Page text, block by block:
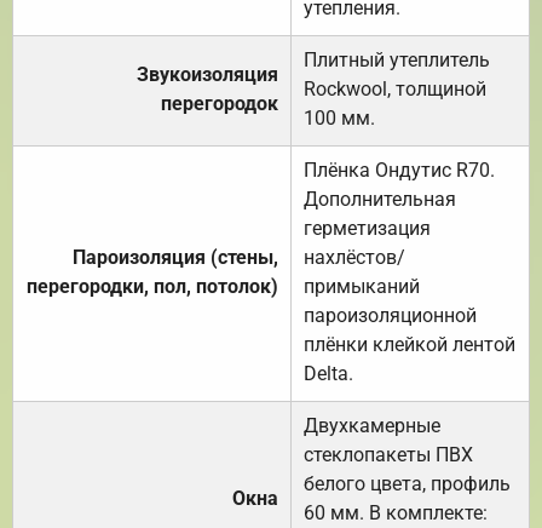
утепления.
Звукоизоляция
перегородок
Плитный утеплитель
Rockwool, толщиной
100 мм.
Пароизоляция (стены,
перегородки, пол, потолок)
Плёнка Ондутис R70.
Дополнительная
герметизация
нахлёстов/
примыканий
пароизоляционной
плёнки клейкой лентой
Delta.
Окна
Двухкамерные
стеклопакеты ПВХ
белого цвета, профиль
60 мм. В комплекте: